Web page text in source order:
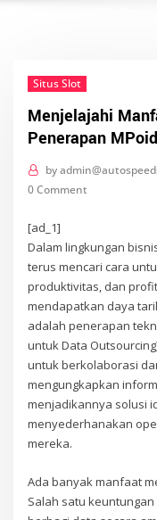
Situs Slot
Menjelajahi
Penerapan
by
0 Comment
[ad_1]
Dalam lingkungan
terus mencari cara
produktivitas, dan
mendapatkan daya
adalah penerapan
untuk Data
untuk berkolaborasi
mengungkapkan
menjadikannya solusi
menyederhanakan
mereka.
Ada banyak manfaat
Salah satu